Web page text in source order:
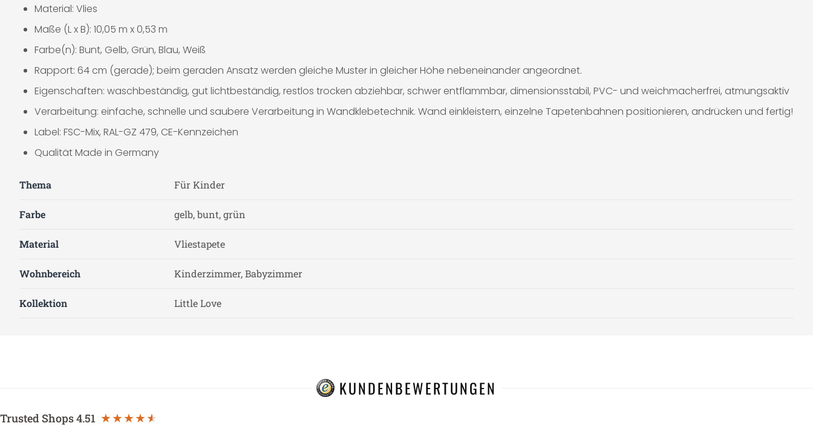
Material: Vlies
Maße (L x B): 10,05 m x 0,53 m
Farbe(n): Bunt, Gelb, Grün, Blau, Weiß
Rapport: 64 cm (gerade); beim geraden Ansatz werden gleiche Muster in gleicher Höhe nebeneinander angeordnet.
Eigenschaften: waschbeständig, gut lichtbeständig, restlos trocken abziehbar, schwer entflammbar, dimensionsstabil, PVC- und weichmacherfrei, atmungsaktiv
Verarbeitung: einfache, schnelle und saubere Verarbeitung in Wandklebetechnik. Wand einkleistern, einzelne Tapetenbahnen positionieren, andrücken und fertig!
Label: FSC-Mix, RAL-GZ 479, CE-Kennzeichen
Qualität Made in Germany
Thema Für Kinder
Farbe gelb, bunt, grün
Material Vliestapete
Wohnbereich Kinderzimmer, Babyzimmer
Kollektion Little Love
KUNDENBEWERTUNGEN
Trusted Shops4.51